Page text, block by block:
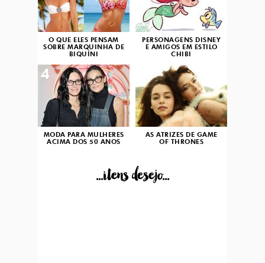
O QUE ELES PENSAM
SOBRE MARQUINHA DE
BIQUÍNI
PERSONAGENS DISNEY
E AMIGOS EM ESTILO
CHIBI
MODA PARA MULHERES
ACIMA DOS 50 ANOS
4
AS ATRIZES DE GAME
OF THRONES
...itens desejo...